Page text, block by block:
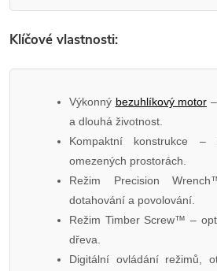
Klíčové vlastnosti:
Výkonný bezuhlíkový motor
a dlouhá životnost.
Kompaktní konstrukce
omezených prostorách.
Režim Precision
dotahování a povolování.
Režim Timber Screw™ –
dřeva.
Digitální ovládání režimů,